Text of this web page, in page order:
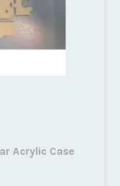
Acrylic Case